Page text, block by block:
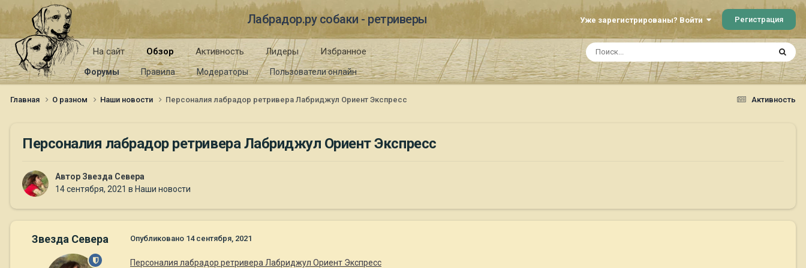
Лабрадор.ру собаки - ретриверы Уже зарегистрированы? Войти Регистрация
На сайт Обзор
Форумы Правила Модераторы Пользователи онлайн
Активность Лидеры Избранное
Активность
Главная О разном Наши новости Персоналия лабрадор ретривера Лабриджул Ориент Экспресс
Персоналия лабрадор ретривера Лабриджул Ориент Экспресс
Автор Звезда Севера
14 сентября, 2021 в Наши новости
Звезда Севера Опубликовано 14 сентября, 2021
Персоналия лабрадор ретривера Лабриджул Ориент Экспресс